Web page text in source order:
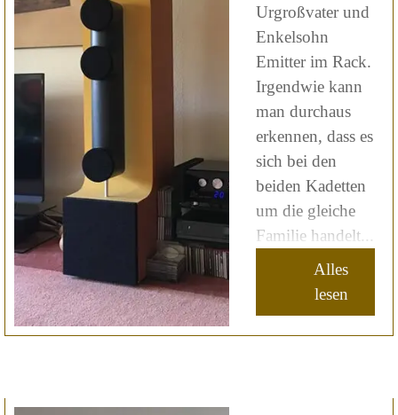
Urgroßvater und
Enkelsohn
Emitter im Rack.
Irgendwie kann
man durchaus
erkennen, dass es
sich bei den
beiden Kadetten
um die gleiche
Familie handelt...
Alles
lesen